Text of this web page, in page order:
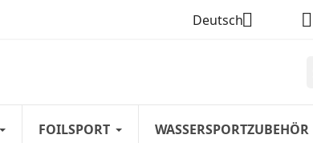
Deutsch 
FOILSPORT WASSERSPORTZUBEHÖR